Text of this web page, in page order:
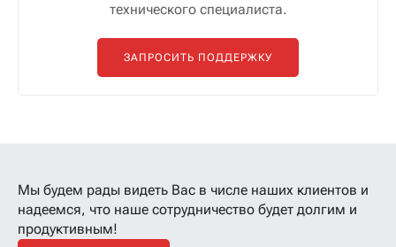
технического специалиста.
ЗАПРОСИТЬ ПОДДЕРЖКУ
Мы будем рады видеть Вас в числе наших клиентов и
надеемся, что наше сотрудничество будет долгим и
продуктивным!